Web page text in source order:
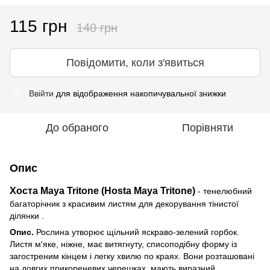
115 грн 140 грн
Повідомити, коли з'явиться
Ввійти для відображення накопичувальної знижки
До обраного Порівняти
Опис
Хоста Maya Tritone (Hosta Maya Tritone) - тенелюбний
багаторічник з красивим листям для декорування тінистої
ділянки .
Опис. Рослина утворює щільний яскраво-зелений горбок.
Листя м'яке, ніжне, має витягнуту, списоподібну форму із
загостреним кінцем і легку хвилю по краях. Вони розташовані
на довгих прикореневих черешках, мають виразний,